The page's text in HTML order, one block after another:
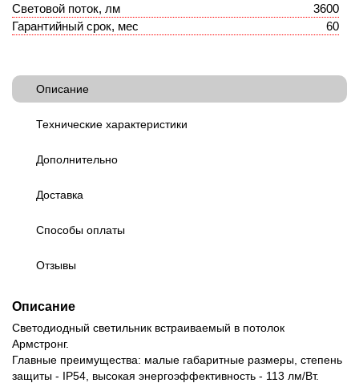
Световой поток, лм
3600
Гарантийный срок, мес
60
Описание
Технические характеристики
Дополнительно
Доставка
Способы оплаты
Отзывы
Описание
Светодиодный светильник встраиваемый в потолок
Армстронг.
Главные преимущества: малые габаритные размеры, степень
защиты - IP54, высокая энергоэффективность - 113 лм/Вт.